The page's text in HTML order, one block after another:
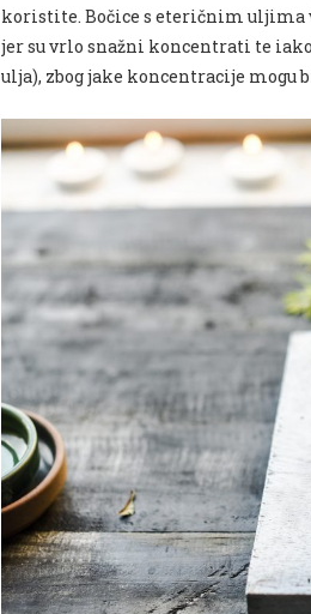
koristite. Bočice s eteričnim uljima
jer su vrlo snažni koncentrati te
ulja), zbog jake koncentracije mogu